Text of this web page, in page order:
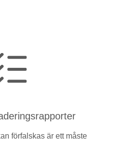
förfalskas är ett måste